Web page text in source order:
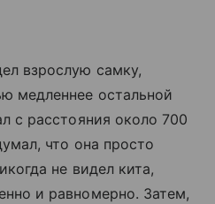
взрослую самку,
медленнее остальной
с расстояния около 700
что она просто
не видел кита,
и равномерно. Затем,